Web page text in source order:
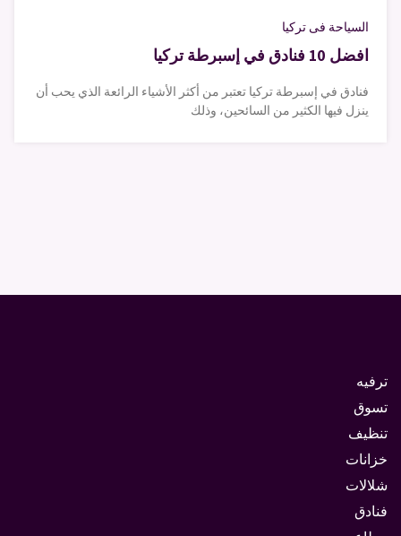
السياحة فى تركيا
افضل 10 فنادق في إسبرطة تركيا
فنادق في إسبرطة تركيا تعتبر من أكثر الأشياء الرائعة الذي يحب أن
ينزل فيها الكثير من السائحين، وذلك
ترفيه
تسوق
تنظيف
خزانات
شلالات
فنادق